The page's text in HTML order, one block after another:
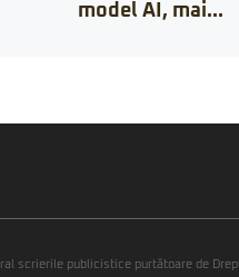
model AI, mai...
scrierile publicistice purtătoare de